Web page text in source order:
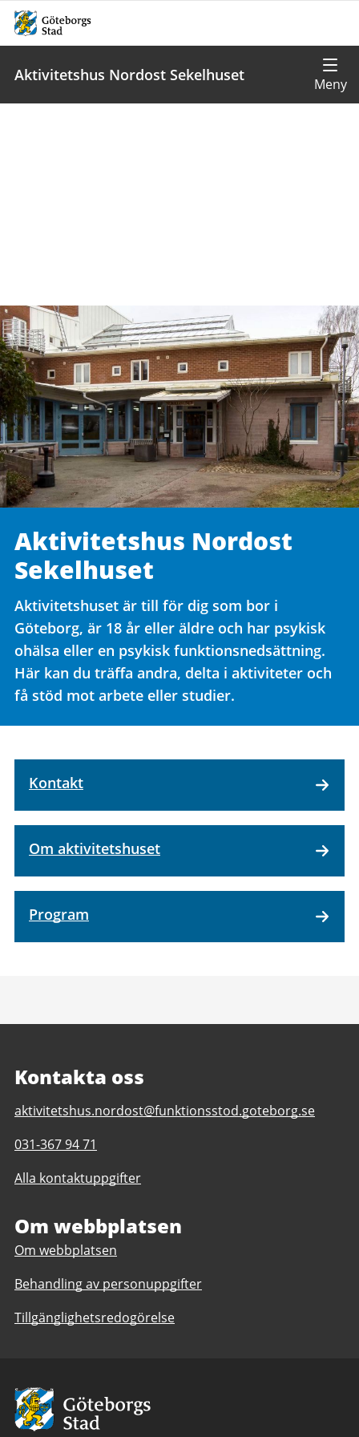
Aktivitetshus Nordost Sekelhuset
Aktivitetshus Nordost
Sekelhuset
Aktivitetshuset är till för dig som bor i
Göteborg, är 18 år eller äldre och har psykisk
ohälsa eller en psykisk funktionsnedsättning.
Här kan du träffa andra, delta i aktiviteter och
få stöd mot arbete eller studier.
Kontakt
Om aktivitetshuset
Program
Kontakta oss
E-
till
Aktivitetshus
Nordost,
aktivitetshus.nordost@funktionsstod.goteborg.se
Telefonnummer
Aktivitetshus
Sekelhuset
031-367 94 71
Alla kontaktuppgifter
Om webbplatsen
Om webbplatsen
Behandling av personuppgifter
Tillgänglighetsredogörelse
Avsändare:
Göteborgs